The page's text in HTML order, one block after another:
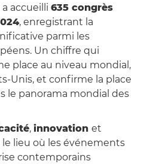
accueilli 635 congrès
, enregistrant la
parmi les
Un chiffre qui
place au niveau mondial,
Unis, et confirme la place
le panorama mondial des
, innovation et
lieu où les événements
contemporains